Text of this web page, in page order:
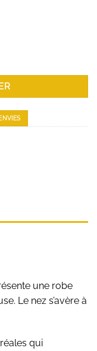
une robe
Le nez s’avère à
qui